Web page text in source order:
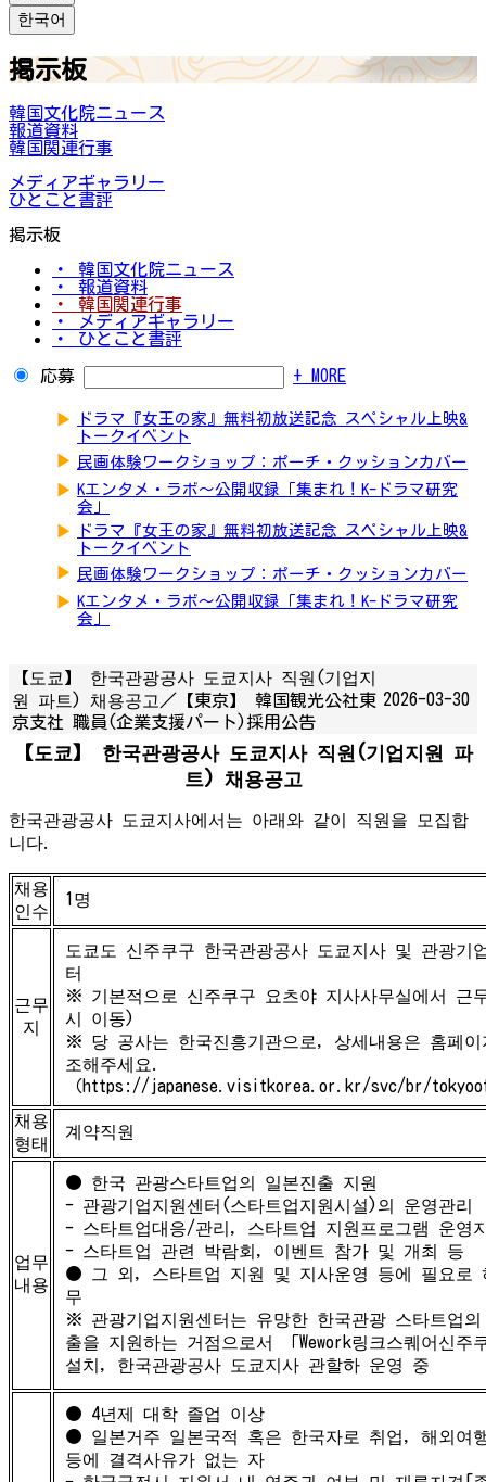
한국어
掲示板
韓国文化院ニュース
報道資料
韓国関連行事
メディアギャラリー
ひとこと書評
掲示板
・ 韓国文化院ニュース
・ 報道資料
・ 韓国関連行事
・ メディアギャラリー
・ ひとこと書評
応募 + MORE
▶
ドラマ『女王の家』無料初放送記念 スペシャル上映&
トークイベント
▶ 民画体験ワークショップ：ポーチ・クッションカバー
▶ Kエンタメ・ラボ～公開収録「集まれ！K-ドラマ研究
会」
▶
ドラマ『女王の家』無料初放送記念 スペシャル上映&
トークイベント
▶ 民画体験ワークショップ：ポーチ・クッションカバー
▶ Kエンタメ・ラボ～公開収録「集まれ！K-ドラマ研究
会」
【도쿄】 한국관광공사 도쿄지사 직원(기업지
원 파트) 채용공고／【東京】 韓国観光公社東
京支社 職員(企業支援パート)採用公告
2026-03-30
【도쿄】 한국관광공사 도쿄지사 직원(기업지원 파
트) 채용공고
한국관광공사 도쿄지사에서는 아래와 같이 직원을 모집합
니다.
채용
인수
1명
근무
지
도쿄도 신주쿠구 한국관광공사 도쿄지사 및 관광기
터
※ 기본적으로 신주쿠구 요츠야 지사사무실에서 근
시 이동)
※ 당 공사는 한국진흥기관으로, 상세내용은 홈페이
조해주세요.
（https://japanese.visitkorea.or.kr/svc/br/
채용
형태
계약직원
업무
내용
● 한국 관광스타트업의 일본진출 지원
- 관광기업지원센터(스타트업지원시설)의 운영관리
- 스타트업대응/관리, 스타트업 지원프로그램 운영
- 스타트업 관련 박람회, 이벤트 참가 및 개최 등
● 그 외, 스타트업 지원 및 지사운영 등에 필요로
무
※ 관광기업지원센터는 유망한 한국관광 스타트업
출을 지원하는 거점으로서 「Wework링크스퀘어신주
설치, 한국관광공사 도쿄지사 관할하 운영 중
● 4년제 대학 졸업 이상
● 일본거주 일본국적 혹은 한국자로 취업, 해외여
등에 결격사유가 없는 자